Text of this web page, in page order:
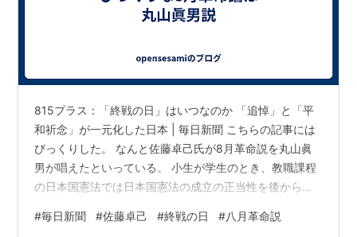
815プラス：「終戦の日」はいつなのか 「追悼」と「平
和祈念」が一元化した日本 | 毎日新聞 こちらの記事には
びっくりした。 なんと佐藤卓己氏が8月革命説を丸山眞
男が唱えたといっている。 小生が学生のとき、教職課程
の日本国憲法では日本国憲法の成立の正当性を後から説
のが”8月革命説”であり、ほかには確か国際法のラジカル
#毎日新聞 #佐藤卓己 #終戦の日 #八月革命説